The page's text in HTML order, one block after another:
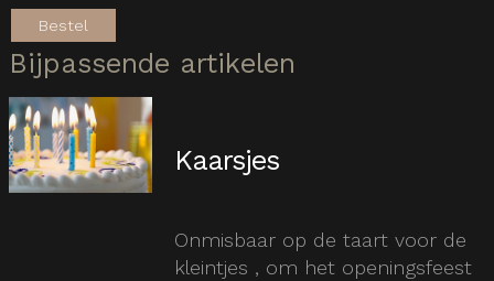
Bestel
Bijpassende artikelen
Kaarsjes
Onmisbaar op de taart voor de
kleintjes , om het openingsfeest